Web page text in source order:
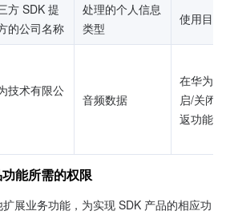
方 SDK 提
的公司名称
处理的个人信息
类型
使用目的
技术有限公
音频数据
在华为
启/关闭
返功能
能所需的权限
展业务功能，为实现 SDK 产品的相应功